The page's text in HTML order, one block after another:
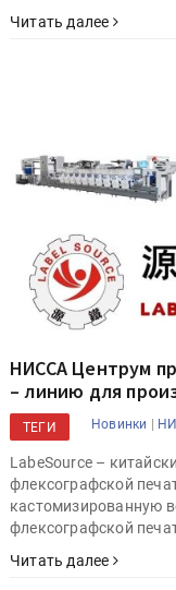
Читать далее
НИССА Центрум
– линию для
ТЕГИ Новинки |
LabeSource –
флексографской
кастомизированную
флексографской
Читать далее